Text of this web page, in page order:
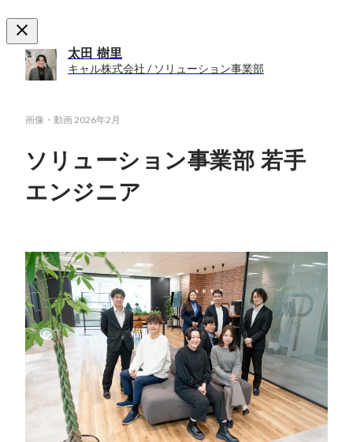
太田 樹里
キャル株式会社 / ソリューション事業部
画像・動画2026年2月
ソリューション事業部 若手
エンジニア